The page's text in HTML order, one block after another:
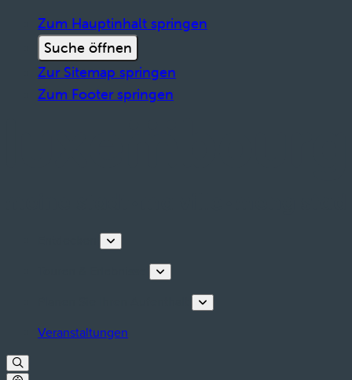
Zum Hauptinhalt springen
Suche öffnen
Zur Sitemap springen
Zum Footer springen
Veranstaltungen